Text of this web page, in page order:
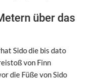
über das
Sido die bis dato
von Finn
die Füße von Sido